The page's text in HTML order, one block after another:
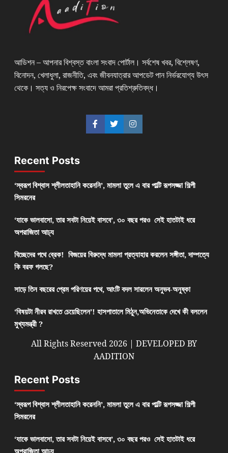
আডিশন – আপনার বিশ্বস্ত বাংলা সংবাদ পোর্টাল। সর্বশেষ খবর, বিশ্লেষণ,
বিনোদন, খেলাধুলা, রাজনীতি, এবং জীবনযাত্রার আপডেট পান নির্ভরযোগ্য উৎস
থেকে। সত্য ও নিরপেক্ষ সংবাদে আমরা প্রতিশ্রুতিবদ্ধ।
Recent Posts
‘স্বরূপ বিশ্বাস শ্লীলতাহানি করেননি’, মামলা তুলে এ বার পাল্টি রূপসজ্জা শিল্পী
সিমরনের
‘যাকে ভালবাসো, তার সবটা নিয়েই বাসবে’, ৩০ বছর পরও সেই হাতটাই ধরে
অপরাজিতা আঢ্য
বিচ্ছেদের পথে ব্রেক! বিজয়ের বিরুদ্ধে মামলা প্রত্যাহার করলেন সঙ্গীতা, দাম্পত্যে
কি বরফ গলছে?
সাড়ে তিন বছরের প্রেম পরিণয়ের পথে, আংটি বদল সারলেন অনুভব-অনুষ্কা
‘বিষয়টা নীরব রাখতে চেয়েছিলেন’! হাসপাতালে মিঠুন,অভিনেতাকে দেখে কী বললেন
মুখ্যমন্ত্রী ?
All Rights Reserved 2026 | DEVELOPED BY
AADITION
Recent Posts
‘স্বরূপ বিশ্বাস শ্লীলতাহানি করেননি’, মামলা তুলে এ বার পাল্টি রূপসজ্জা শিল্পী
সিমরনের
‘যাকে ভালবাসো, তার সবটা নিয়েই বাসবে’, ৩০ বছর পরও সেই হাতটাই ধরে
অপরাজিতা আঢ্য